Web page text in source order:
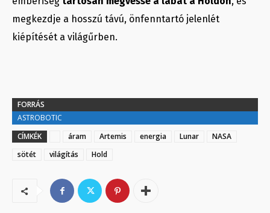
megkezdje a hosszú távú, önfenntartó jelenlét
kiépítését a világűrben.
FORRÁS
ASTROBOTIC
CÍMKÉK
áram Artemis energia Lunar
NASA
sötét
világítás Hold